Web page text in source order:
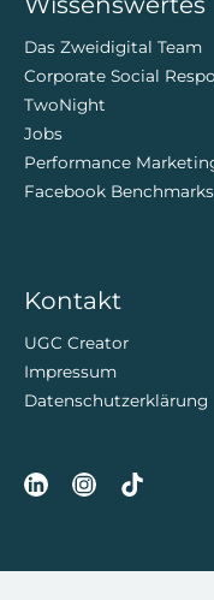
Das Zweidigital Team
Corporate Social
TwoNight
Jobs
Performance
Facebook Benchmarks
Kontakt
UGC Creator
Impressum
Datenschutzerklärung